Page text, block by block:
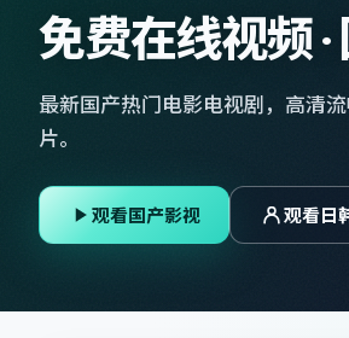
免费在线视频
最新国产热门电影电视剧，高清
片。
观看国产影视 观看日